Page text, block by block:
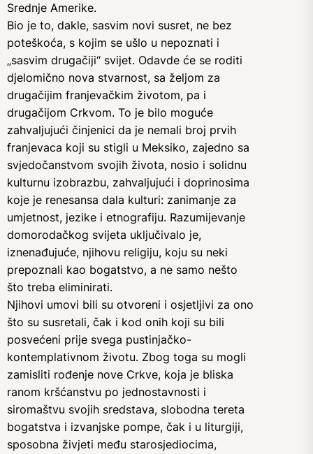
Srednje Amerike.
Bio je to, dakle, sasvim novi susret, ne bez
poteškoća, s kojim se ušlo u nepoznati i
„sasvim drugačiji“ svijet. Odavde će se roditi
djelomično nova stvarnost, sa željom za
drugačijim franjevačkim životom, pa i
drugačijom Crkvom. To je bilo moguće
zahvaljujući činjenici da je nemali broj prvih
franjevaca koji su stigli u Meksiko, zajedno sa
svjedočanstvom svojih života, nosio i solidnu
kulturnu izobrazbu, zahvaljujući i doprinosima
koje je renesansa dala kulturi: zanimanje za
umjetnost, jezike i etnografiju. Razumijevanje
domorodačkog svijeta uključivalo je,
iznenađujuće, njihovu religiju, koju su neki
prepoznali kao bogatstvo, a ne samo nešto
što treba eliminirati.
Njihovi umovi bili su otvoreni i osjetljivi za ono
što su susretali, čak i kod onih koji su bili
posvećeni prije svega pustinjačko-
kontemplativnom životu. Zbog toga su mogli
zamisliti rođenje nove Crkve, koja je bliska
ranom kršćanstvu po jednostavnosti i
siromaštvu svojih sredstava, slobodna tereta
bogatstva i izvanjske pompe, čak i u liturgiji,
sposobna živjeti među starosjediocima,